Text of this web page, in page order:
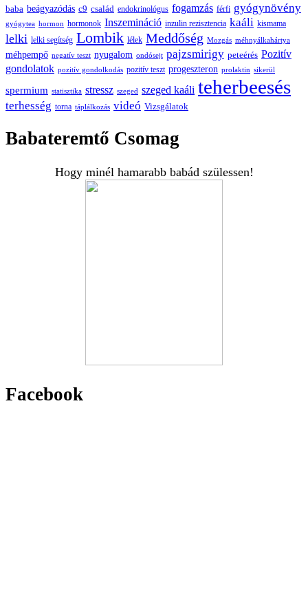
baba beágyazódás c9 család endokrinológus fogamzás férfi gyógynövény
gyógytea hormon hormonok Inszemináció inzulin rezisztencia kaáli kismama
lelki lelki segítség Lombik lélek Meddőség Mozgás méhnyálkahártya
méhpempő negatív teszt nyugalom ondósejt pajzsmirigy peteérés Pozitív
gondolatok pozitív gondolkodás pozitív teszt progeszteron prolaktin sikerül
spermium statisztika stressz szeged szeged kaáli teherbeesés
terhesség torna táplálkozás videó Vizsgálatok
Babateremtő Csomag
Hogy minél hamarabb babád szülessen!
Facebook